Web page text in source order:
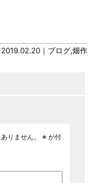
2019.02.20｜ ブログ,畑作
りません。 ※が付